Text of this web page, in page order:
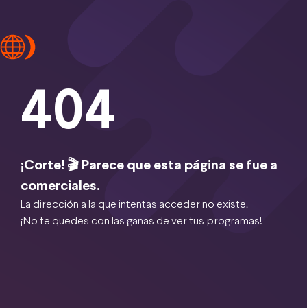
404
¡Corte! 🎬 Parece que esta página se fue a
comerciales.
La dirección a la que intentas acceder no existe.
¡No te quedes con las ganas de ver tus programas!